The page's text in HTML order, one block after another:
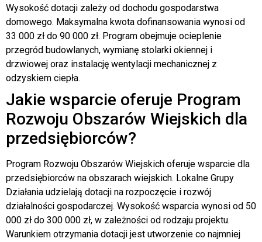
Wysokość dotacji zależy od dochodu gospodarstwa
domowego. Maksymalna kwota dofinansowania wynosi od
33 000 zł do 90 000 zł. Program obejmuje ocieplenie
przegród budowlanych, wymianę stolarki okiennej i
drzwiowej oraz instalację wentylacji mechanicznej z
odzyskiem ciepła.
Jakie wsparcie oferuje Program
Rozwoju Obszarów Wiejskich dla
przedsiębiorców?
Program Rozwoju Obszarów Wiejskich oferuje wsparcie dla
przedsiębiorców na obszarach wiejskich. Lokalne Grupy
Działania udzielają dotacji na rozpoczęcie i rozwój
działalności gospodarczej. Wysokość wsparcia wynosi od 50
000 zł do 300 000 zł, w zależności od rodzaju projektu.
Warunkiem otrzymania dotacji jest utworzenie co najmniej